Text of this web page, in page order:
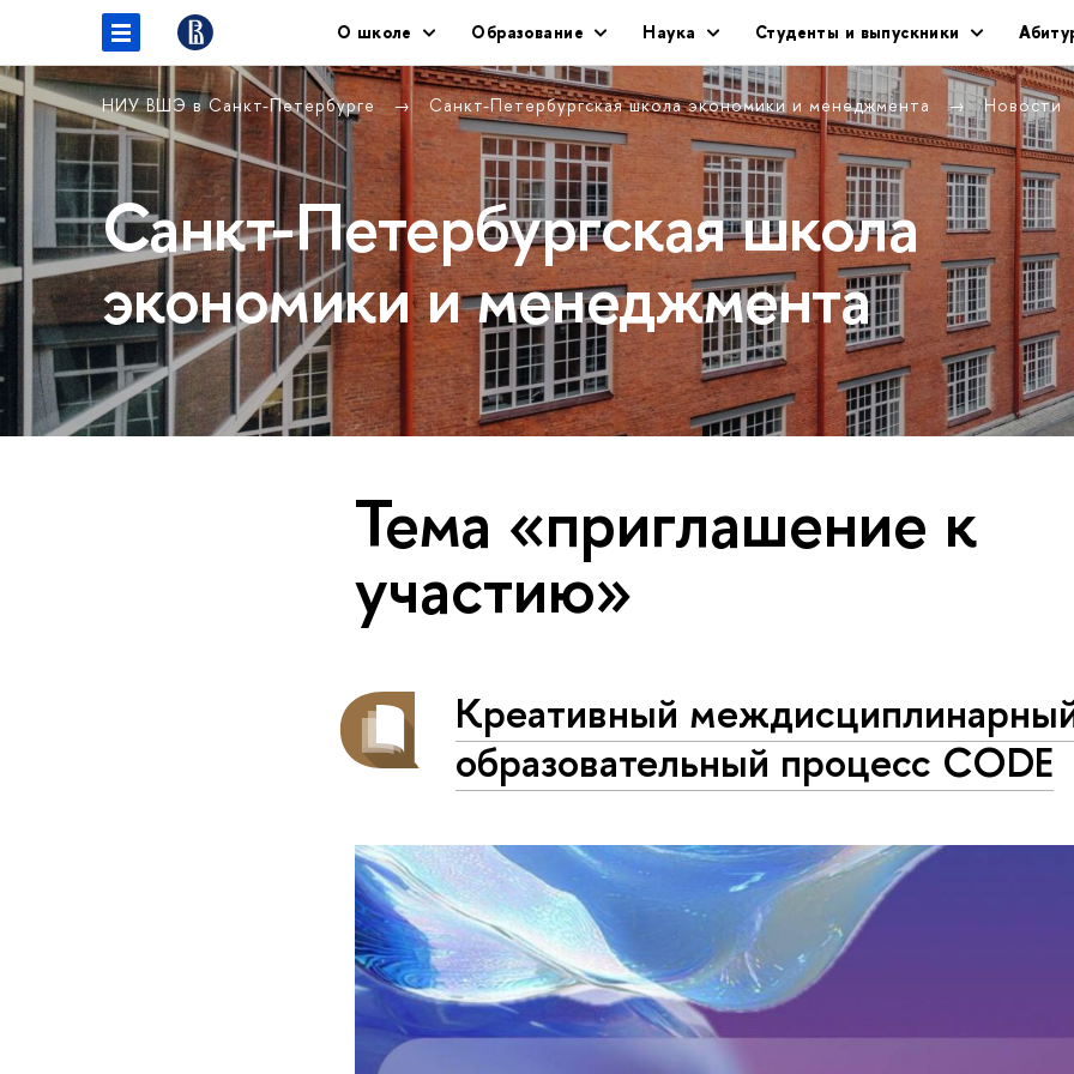
О школе Образование Наука Студенты и выпускники
НИУ ВШЭ в Санкт-Петербурге Санкт-Петербургская школа экономики и менеджмента Новости
Санкт-Петербургская школа
экономики и менеджмента
Тема «приглашение к
участию»
Креативный
образовательный процесс CODE